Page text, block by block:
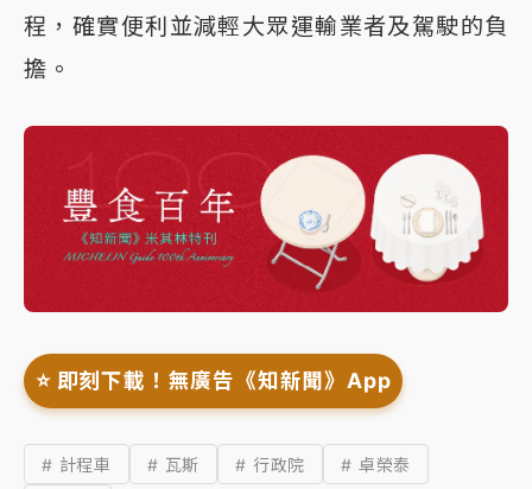
程，確實便利並減輕大眾運輸業者及駕駛的負
擔。
⭐️ 即刻下載！無廣告《知新聞》App
# 計程車 # 瓦斯 # 行政院
# 卓榮泰